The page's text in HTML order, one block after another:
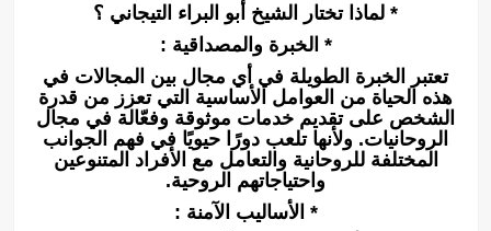
* لماذا تختار الشيخ أبو البراء التيجاني ؟
* الخبرة والمصداقية :
تعتبر الخبرة الطويلة في أي مجال بين المجالات في
هذه الحياة من العوامل الأساسية التي تعزز من قدرة
الشخص على تقديم خدمات موثوقة وفعّالة في مجال
الروحانيات. ولأنها تلعب دورًا حيويًا في فهم الجوانب
المختلفة للروحانية والتعامل مع الأفراد المتنوعين
واحتياجاتهم الروحية.
* الأساليب الآمنة :